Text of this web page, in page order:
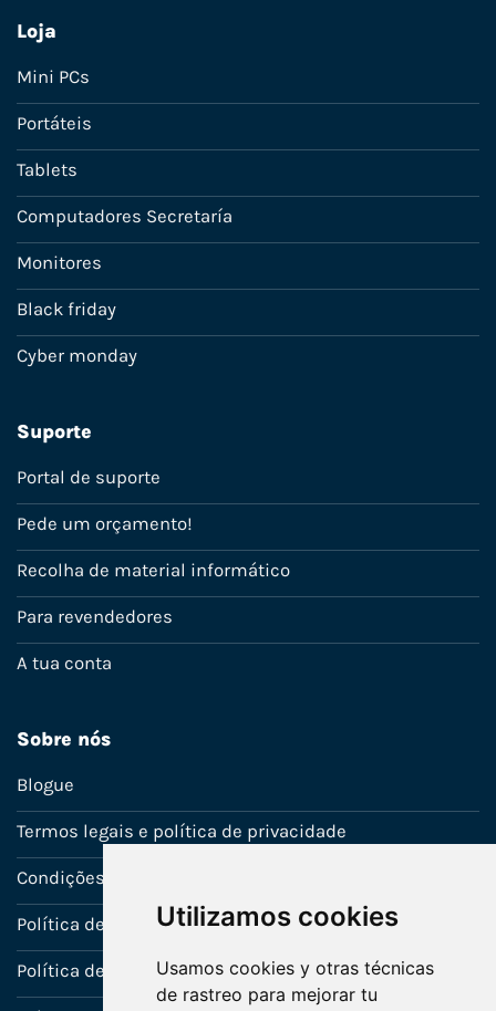
Utilizamos cookies
Usamos cookies y otras técnicas
de rastreo para mejorar tu
Loja
Mini PCs
Portáteis
Tablets
Computadores Secretaría
Monitores
Black friday
Cyber monday
Suporte
Portal de suporte
Pede um orçamento!
Recolha de material informático
Para revendedores
A tua conta
Sobre nós
Blogue
Termos legais e política de privacidade
Condições de venda
Política de Garantia
Política de utilização de cookies